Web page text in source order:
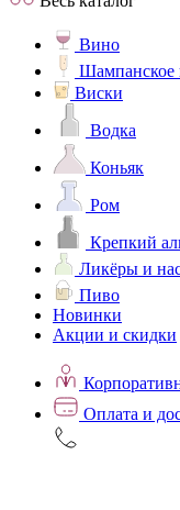
Вино
Шампанское
Виски
Водка
Коньяк
Ром
Крепкий
Ликёры и
Пиво
Новинки
Акции и скидки
Оплата и